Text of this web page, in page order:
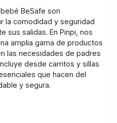
BeSafe son
la comodidad y seguridad
sus salidas. En Pinpi, nos
amplia gama de productos
las necesidades de padres
desde carritos y sillas
que hacen del
y segura.
de los artículos